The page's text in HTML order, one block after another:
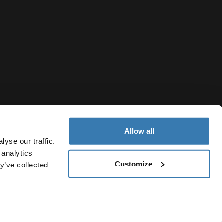
our traffic.
collected
Allow all
Customize
Cookiepolitik Cookie-indstillinger Current market/